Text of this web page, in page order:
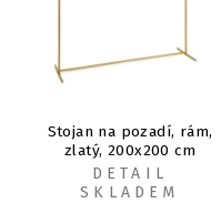
Stojan na pozadí, rám,
zlatý, 200x200 cm
DETAIL
SKLADEM